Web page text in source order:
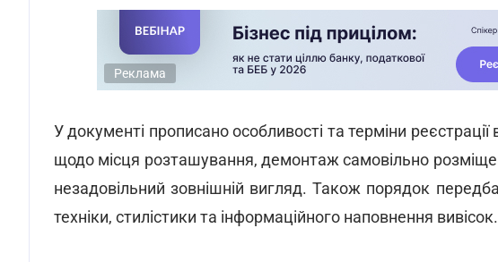
Реклама
У документі прописано особливості та терміни
щодо місця розташування, демонтаж самовільно
незадовільний зовнішній вигляд. Також порядок
техніки, стилістики та інформаційного наповнення вивісок.